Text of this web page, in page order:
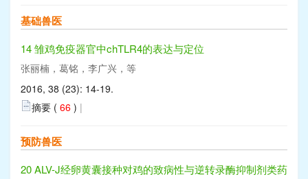
基础兽医
14 雏鸡免疫器官中chTLR4的表达与定位
张丽楠，葛铭，李广兴，等
2016, 38 (23): 14-19.
摘要 ( 66 ) |
预防兽医
20 ALV-J经卵黄囊接种对鸡的致病性与逆转录酶抑制剂类药